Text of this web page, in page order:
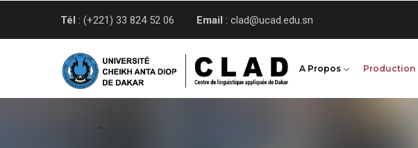
Tél : (+221) 33 824 52 06 Email : clad@ucad.edu.sn
A Propos Production